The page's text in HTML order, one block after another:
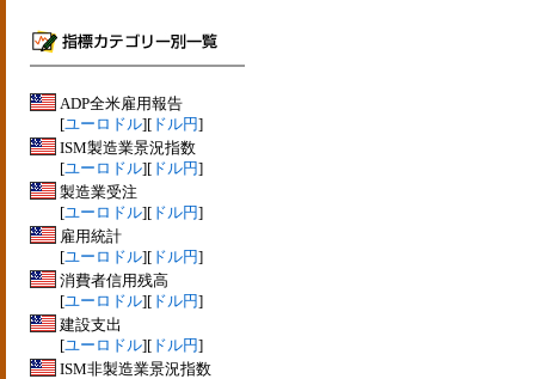
ADP全米雇用報告
[ユーロドル][ ドル円]
ISM製造業景況指数
[ユーロドル][ ドル円]
製造業受注
[ユーロドル][ ドル円]
雇用統計
[ユーロドル][ ドル円]
消費者信用残高
[ユーロドル][ ドル円]
建設支出
[ユーロドル][ ドル円]
ISM非製造業景況指数